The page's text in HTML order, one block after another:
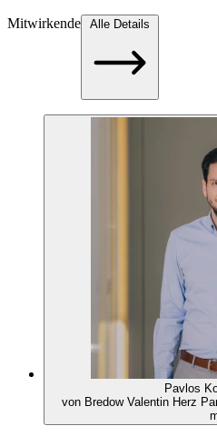
Mitwirkende
Pavlos
von Bredow Valentin Herz